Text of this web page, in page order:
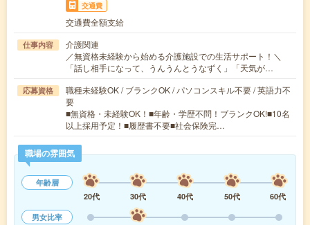
交通費
交通費全額支給
仕事内容
介護関連
／無資格未経験から始める介護施設での生活サポート！＼
「話し相手になって、うんうんとうなずく」「天気が…
応募資格
職種未経験OK / ブランクOK / パソコンスキル不要 / 英語力不
要
■無資格・未経験OK！■年齢・学歴不問！ブランクOK!■10名
以上採用予定！■履歴書不要■社会保険完…
職場の雰囲気
年齢層
20代
30代 40代 50代
60代
男女比率